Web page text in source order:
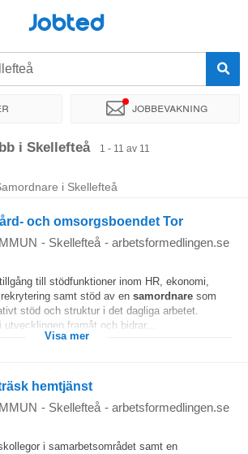
Jobted
Jobbevakning
plats Företag Rekryterare
i Skellefteå 1 - 11 av 11
i Skellefteå
och omsorgsboendet Tor
- Skellefteå - arbetsformedlingen.se
till stödfunktioner inom HR, ekonomi,
samt stöd av en samordnare som
stöd och struktur i det dagliga arbetet.
framåt och bidrar...
Visa mer
hemtjänst
- Skellefteå - arbetsformedlingen.se
i samarbetsområdet samt en